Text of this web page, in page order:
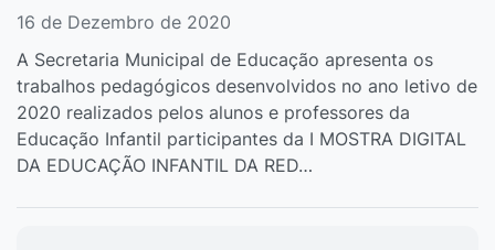
16 de Dezembro de 2020
A Secretaria Municipal de Educação apresenta os
trabalhos pedagógicos desenvolvidos no ano letivo de
2020 realizados pelos alunos e professores da
Educação Infantil participantes da I MOSTRA DIGITAL
DA EDUCAÇÃO INFANTIL DA RED…